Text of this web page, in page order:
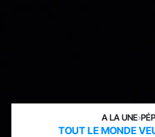
A LA UNE›
TOUT LE MONDE